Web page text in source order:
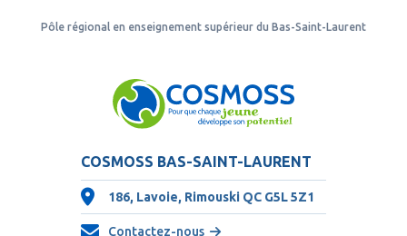
Pôle régional en enseignement supérieur du Bas-Saint-Laurent
COSMOSS BAS-SAINT-LAURENT
186, Lavoie, Rimouski QC G5L 5Z1
Contactez-nous